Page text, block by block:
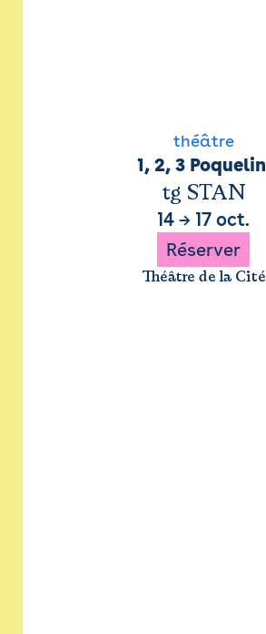
théâtre
1, 2, 3 Poquelin
tg STAN
14 → 17 oct.
Réserver
Théâtre de la Cité